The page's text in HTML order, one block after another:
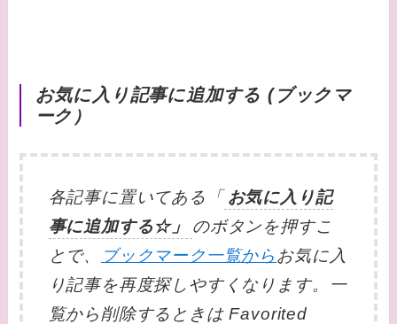
お気に入り記事に追加する (ブックマ
ーク）
各記事に置いてある「 お気に入り記
事に追加する☆」
のボタンを押すこ
とで、
ブックマーク一覧から お気に入
り記事を再度探しやすくなります。一
覧から削除するときは Favorited